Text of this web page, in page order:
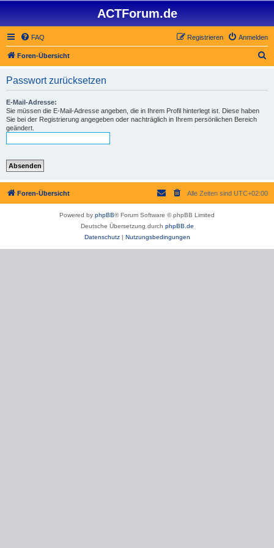
ACTForum.de
FAQ Anmelden
Registrieren
Foren-Übersicht
Passwort zurücksetzen
E-Mail-Adresse:
Sie müssen die E-Mail-Adresse angeben, die in Ihrem Profil hinterlegt ist. Diese haben
Sie bei der Registrierung angegeben oder nachträglich in Ihrem persönlichen Bereich
geändert.
Foren-Übersicht Alle Zeiten sind UTC+02:00
Powered by phpBB® Forum Software © phpBB Limited
Deutsche Übersetzung durch phpBB.de
Datenschutz| Nutzungsbedingungen